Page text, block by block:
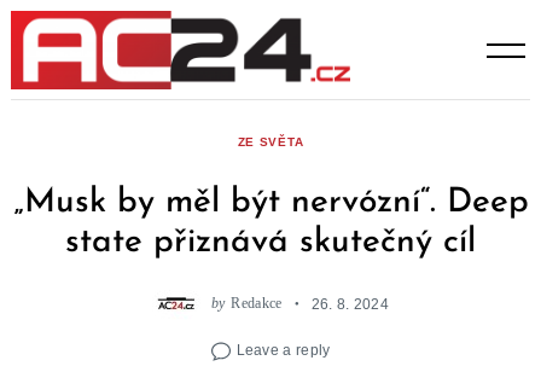
Skip
content
ZE SVĚTA
„Musk by měl být nervózní“. Deep
state přiznává skutečný cíl
by Redakce 26. 8. 2024
Leave a reply